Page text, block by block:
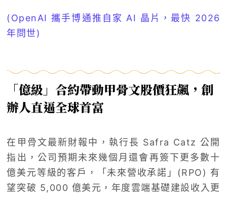
(OpenAI 攜手博通推自家 AI 晶片，最快 2026
年問世)
「億級」合約帶動甲骨文股價狂飆，創
辦人直逼全球首富
在甲骨文最新財報中，執行長 Safra Catz 公開
指出，公司預期未來幾個月還會再簽下更多數十
億美元等級的客戶，「未來營收承諾」(RPO) 有
望突破 5,000 億美元，年度雲端基礎建設收入更